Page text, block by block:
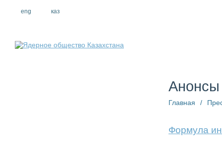
eng каз
Анонсы
Главная /
Формула